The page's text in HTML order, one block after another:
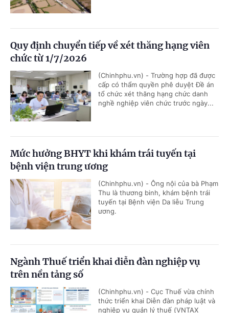
Quy định chuyển tiếp về xét thăng hạng viên
chức từ 1/7/2026
(Chinhphu.vn) - Trường hợp đã được
cấp có thẩm quyền phê duyệt Đề án
tổ chức xét thăng hạng chức danh
nghề nghiệp viên chức trước ngày...
Mức hưởng BHYT khi khám trái tuyến tại
bệnh viện trung ương
(Chinhphu.vn) - Ông nội của bà Phạm
Thu là thương binh, khám bệnh trái
tuyến tại Bệnh viện Da liễu Trung
ương.
Ngành Thuế triển khai diễn đàn nghiệp vụ
trên nền tảng số
(Chinhphu.vn) - Cục Thuế vừa chính
thức triển khai Diễn đàn pháp luật và
nghiệp vụ quản lý thuế (VNTAX